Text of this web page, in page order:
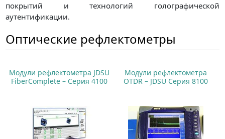
покрытий и технологий голографической
аутентификации.
Оптические рефлектометры
Модули рефлектометра JDSU
FiberComplete – Серия 4100
Модули рефлектометра
OTDR – JDSU Серия 8100